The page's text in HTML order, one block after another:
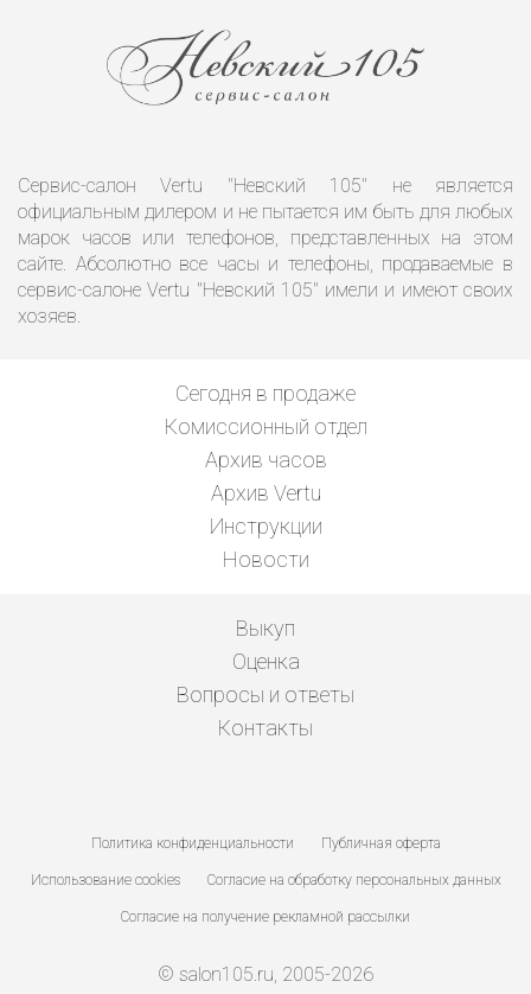
Сервис-салон Vertu "Невский 105" не является
официальным дилером и не пытается им быть для любых
марок часов или телефонов, представленных на этом
сайте. Абсолютно все часы и телефоны, продаваемые в
сервис-салоне Vertu "Невский 105" имели и имеют своих
хозяев.
Сегодня в продаже
Комиссионный отдел
Архив часов
Архив Vertu
Инструкции
Новости
Выкуп
Оценка
Вопросы и ответы
Контакты
Политика конфиденциальности Публичная оферта
Использование cookies Согласие на обработку персональных данных
Согласие на получение рекламной рассылки
© salon105.ru, 2005-2026